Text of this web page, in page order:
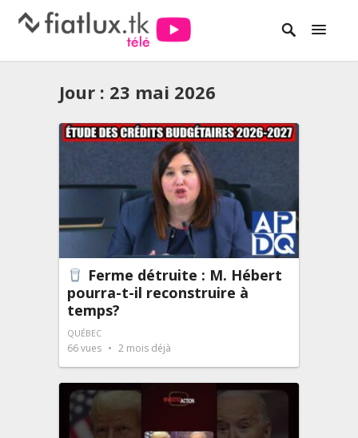
Jour : 23 mai 2026
Ferme détruite : M. Hébert
pourra-t-il reconstruire à
temps?
QUÉBEC
66vues 2 mois déjà